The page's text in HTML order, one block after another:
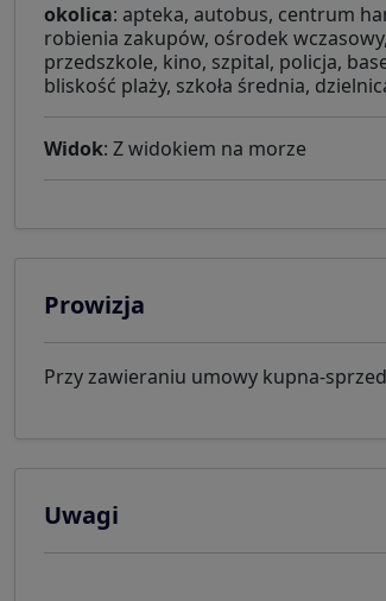
okolica: apteka, autobus, centrum
robienia zakupów, ośrodek
przedszkole, kino, szpital, policja,
bliskość plaży, szkoła średnia,
Widok: Z widokiem na morze
Prowizja
Przy zawieraniu umowy kupna-
Uwagi